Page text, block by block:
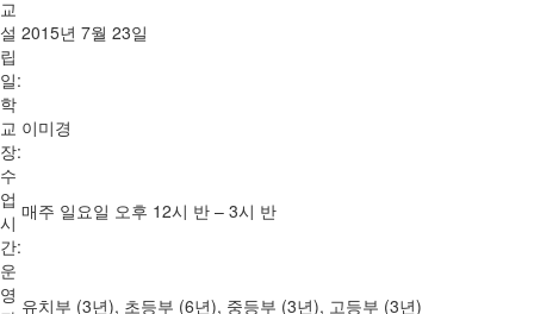
교
설
립
일:
2015년 7월 23일
학
교
장:
이미경
수
업
시
간:
매주 일요일 오후 12시 반 – 3시 반
운
영 유치부 (3년), 초등부 (6년), 중등부 (3년), 고등부 (3년)